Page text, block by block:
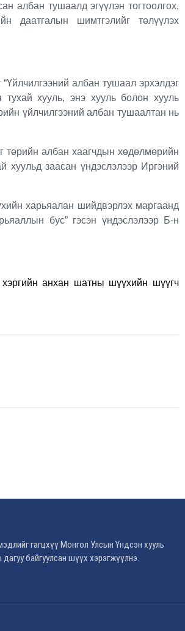
албан тушаалд эгүүлэн тогтоолгох,
даатгалын шимтгэлийг төлүүлэх
албан тушаал эрхэлдэг
хууль, энэ хууль болон хууль
үйлчилгээний албан тушаалтан нь
албан хаагчдын хөдөлмөрийн
хуульд заасан үндэслэлээр Иргэний
харьяалан шийдвэрлэх маргаанд
бус” гэсэн үндэслэлээр Б-н
анхан шатны шүүхийн шүүгч
гагцхүү Монгол Улсын Үндсэн хууль
байгуулсан шүүх хэрэгжүүлнэ.